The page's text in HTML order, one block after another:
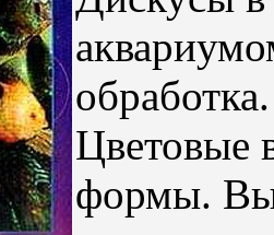
Цветовые
формы.